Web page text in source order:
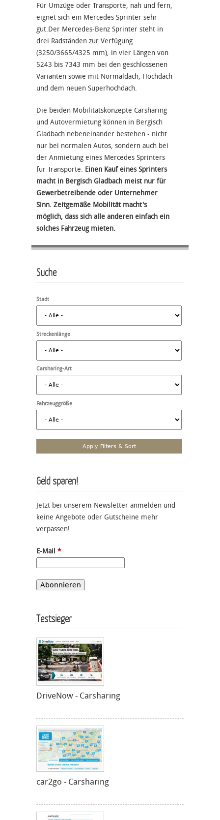
Für Umzüge oder Transporte, nah und fern,
eignet sich ein Mercedes Sprinter sehr
gut.Der Mercedes-Benz Sprinter steht in
drei Radständen zur Verfügung
(3250/3665/4325 mm), in vier Längen von
5243 bis 7343 mm bei den geschlossenen
Varianten sowie mit Normaldach, Hochdach
und dem neuen Superhochdach.
Die beiden Mobilitätskonzepte Carsharing
und Autovermietung können in Bergisch
Gladbach nebeneinander bestehen - nicht
nur bei normalen Autos, sondern auch bei
der Anmietung eines Mercedes Sprinters
für Transporte. Einen Kauf eines Sprinters
macht in Bergisch Gladbach meist nur für
Gewerbetreibende oder Unternehmer
Sinn. Zeitgemäße Mobilität macht's
möglich, dass sich alle anderen einfach ein
solches Fahrzeug mieten.
Suche
Stadt
Streckenlänge
Carsharing-Art
Fahrzeuggröße
Geld sparen!
Jetzt bei unserem Newsletter anmelden und
keine Angebote oder Gutscheine mehr
verpassen!
E-Mail *
Testsieger
DriveNow - Carsharing
car2go - Carsharing